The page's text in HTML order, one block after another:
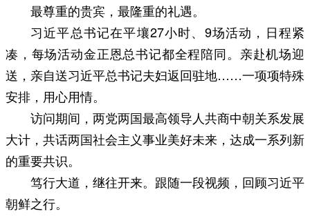
最尊重的贵宾，最隆重的礼遇。
习近平总书记在平壤27小时、9场活动，日程紧
凑，每场活动金正恩总书记都全程陪同。亲赴机场迎
送，亲自送习近平总书记夫妇返回驻地……一项项特殊
安排，用心用情。
访问期间，两党两国最高领导人共商中朝关系发展
大计，共话两国社会主义事业美好未来，达成一系列新
的重要共识。
笃行大道，继往开来。跟随一段视频，回顾习近平
朝鲜之行。